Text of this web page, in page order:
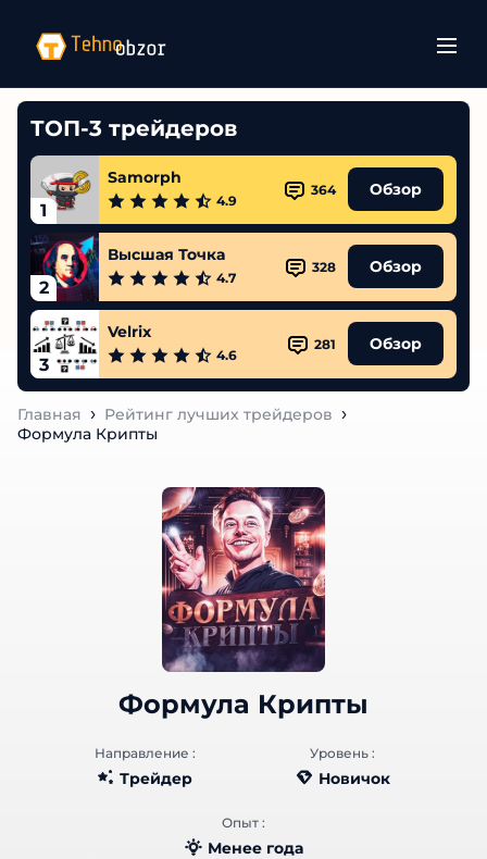
ТОП-3 трейдеров
1
Samorph
4.9
364 Обзор
2
Высшая Точка
4.7
328 Обзор
3
Velrix
4.6
281 Обзор
Главная
Рейтинг лучших трейдеров
Формула Крипты
Формула Крипты
Направление :
Трейдер
Уровень :
Новичок
Опыт :
Менее года